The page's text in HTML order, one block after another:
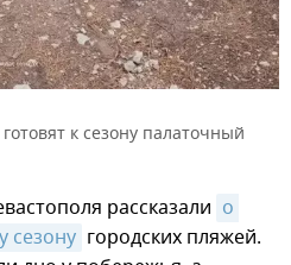
к сезону палаточный
рассказали о
сезону городских пляжей.